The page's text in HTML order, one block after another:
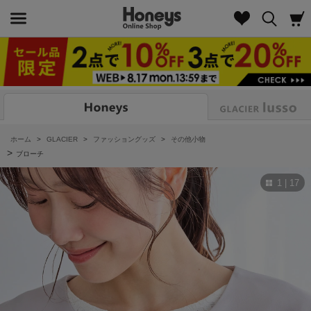
ホーム > GLACIER > ファッショングッズ > その他小物
> ブローチ
1 | 17